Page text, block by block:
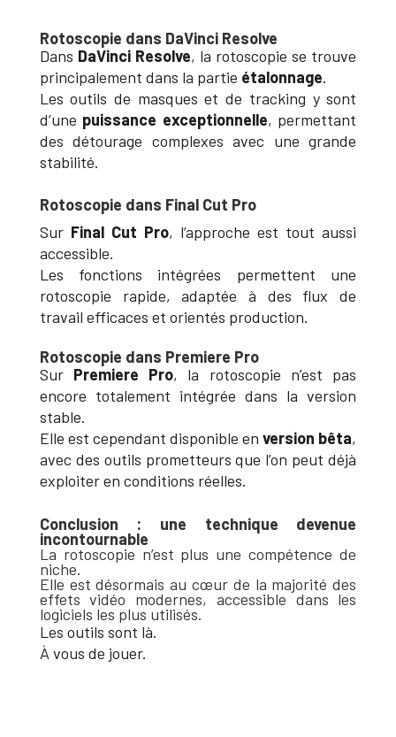
Rotoscopie dans DaVinci Resolve
Dans DaVinci Resolve, la rotoscopie se trouve
principalement dans la partie étalonnage.
Les outils de masques et de tracking y sont
d’une puissance exceptionnelle, permettant
des détourage complexes avec une grande
stabilité.
Rotoscopie dans Final Cut Pro
Sur Final Cut Pro, l’approche est tout aussi
accessible.
Les fonctions intégrées permettent une
rotoscopie rapide, adaptée à des flux de
travail efficaces et orientés production.
Rotoscopie dans Premiere Pro
Sur Premiere Pro, la rotoscopie n’est pas
encore totalement intégrée dans la version
stable.
Elle est cependant disponible enversion bêta,
avec des outils prometteurs que l’on peut déjà
exploiter en conditions réelles.
Conclusion : une technique devenue
incontournable
La rotoscopie n’est plus une compétence de
niche.
Elle est désormais au cœur de la majorité des
effets vidéo modernes, accessible dans les
logiciels les plus utilisés.
Les outils sont là.
À vous de jouer.